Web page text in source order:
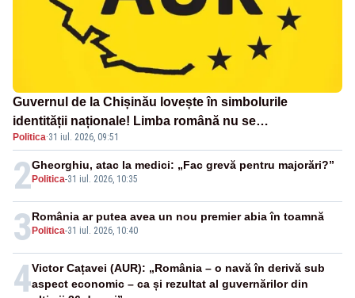
Guvernul de la Chișinău lovește în simbolurile
identității naționale! Limba română nu se
economisește! Limba română se sărbătorește!
Politica·31 iul. 2026, 09:51
2 Politica-31 iul. 2026, 10:35
Gheorghiu, atac la medici: „Fac grevă pentru majorări?”
3 Politica-31 iul. 2026, 10:40
România ar putea avea un nou premier abia în toamnă
4Victor Cațavei (AUR): „România – o navă în derivă sub
aspect economic – ca și rezultat al guvernărilor din